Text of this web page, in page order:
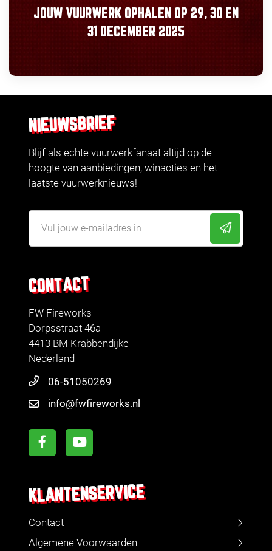
JOUW VUURWERK OPHALEN OP 29, 30 EN
31 DECEMBER 2025
CONTACT
FW Fireworks
Dorpsstraat 46a
4413 BM Krabbendijke
Nederland
06-51050269
info@fwfireworks.nl
KLANTENSERVICE
Contact
Algemene Voorwaarden
NIEUWSBRIEF
Blijf als echte vuurwerkfanaat altijd op de
hoogte van aanbiedingen, winacties en het
laatste vuurwerknieuws!